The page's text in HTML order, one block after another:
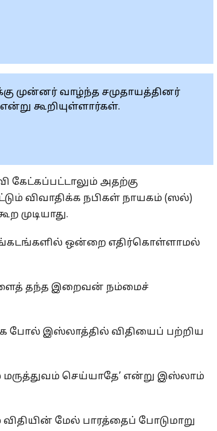
முன்னர் வாழ்ந்த சமுதாயத்தினர்
கூறியுள்ளார்கள்.
அதற்கு
விவாதிக்க நபிகள் நாயகம் (ஸல்)
முடியாது.
சங்கடங்களில் ஒன்றை எதிர்கொள்ளாமல்
தந்த இறைவன் நம்மைச்
போல் இஸ்லாத்தில் விதியைப் பற்றிய
செய்யாதே’ என்று இஸ்லாம்
விதியின் மேல் பாரத்தைப் போடுமாறு